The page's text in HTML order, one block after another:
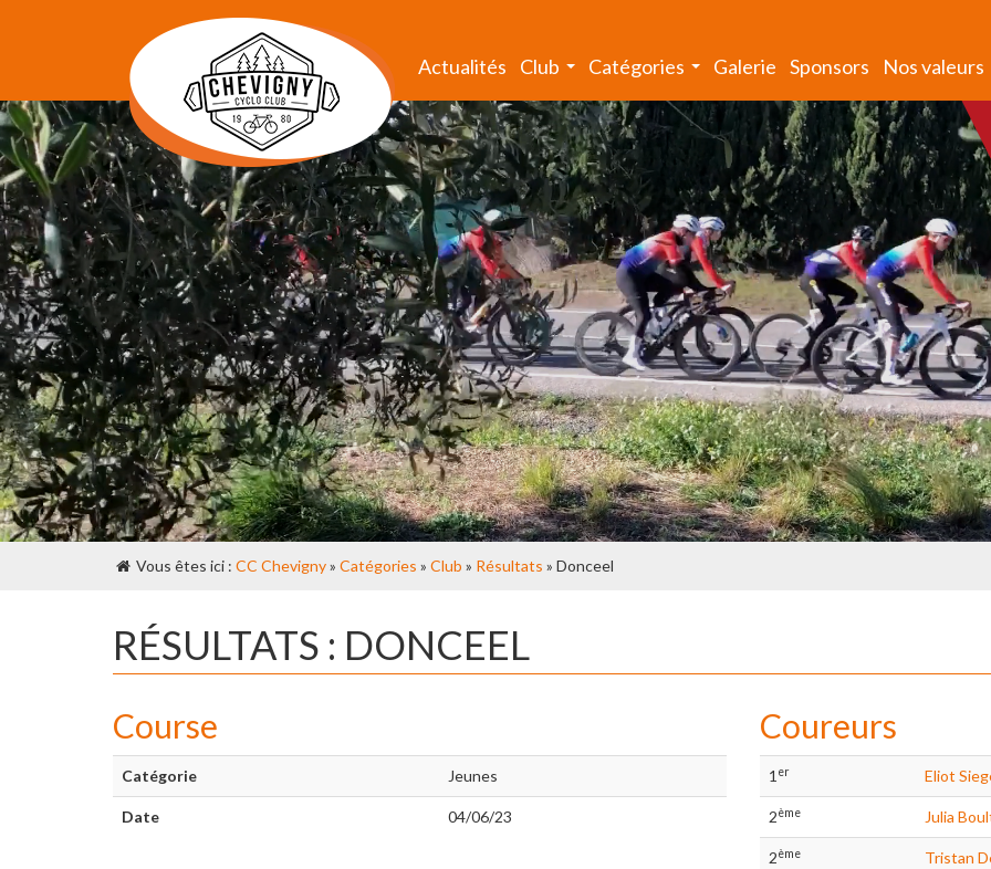
Actualités Club Catégories Galerie Sponsors Nos valeurs
Vous êtes ici : CC Chevigny» Catégories » Club » Résultats » Donceel
RÉSULTATS : DONCEEL
Course
Catégorie Jeunes
Date 04/06/23
Coureurs
1 er Eliot
2ème Julia
2ème Tristan